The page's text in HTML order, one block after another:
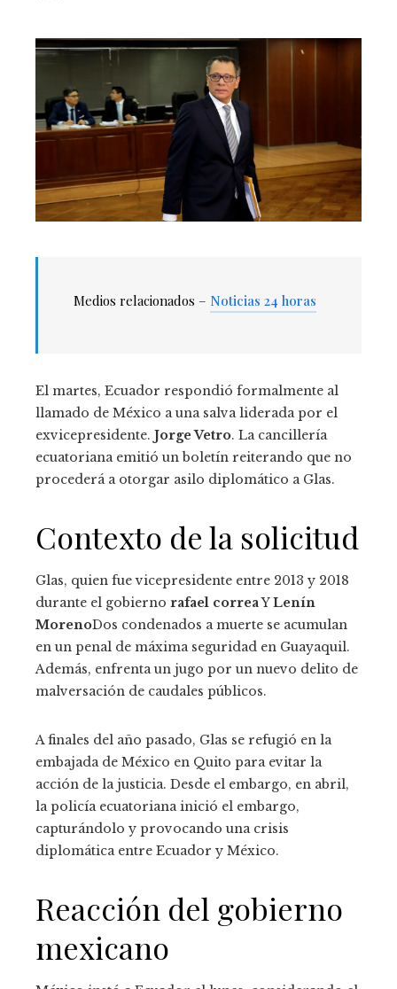
Medios relacionados – Noticias 24 horas
El martes, Ecuador respondió formalmente al
llamado de México a una salva liderada por el
exvicepresidente. Jorge Vetro. La cancillería
ecuatoriana emitió un boletín reiterando que no
procederá a otorgar asilo diplomático a Glas.
Contexto de la solicitud
Glas, quien fue vicepresidente entre 2013 y 2018
durante el gobierno rafael correaYLenín
MorenoDos condenados a muerte se acumulan
en un penal de máxima seguridad en Guayaquil.
Además, enfrenta un jugo por un nuevo delito de
malversación de caudales públicos.
A finales del año pasado, Glas se refugió en la
embajada de México en Quito para evitar la
acción de la justicia. Desde el embargo, en abril,
la policía ecuatoriana inició el embargo,
capturándolo y provocando una crisis
diplomática entre Ecuador y México.
Reacción del gobierno
mexicano